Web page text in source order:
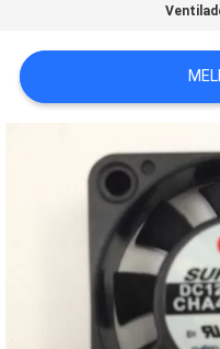
PEÇA
UMAS
CITAÇÕES